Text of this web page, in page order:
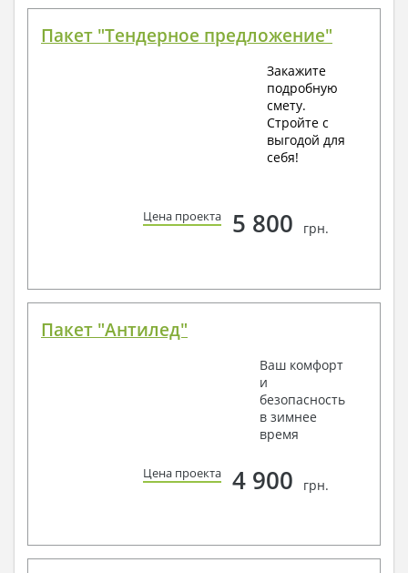
Пакет "Тендерное предложение"
Закажите
подробную
смету.
Стройте с
выгодой для
себя!
Цена проекта 5 800 грн.
Пакет "Антилед"
Ваш комфорт
и
безопасность
в зимнее
время
Цена проекта 4 900 грн.